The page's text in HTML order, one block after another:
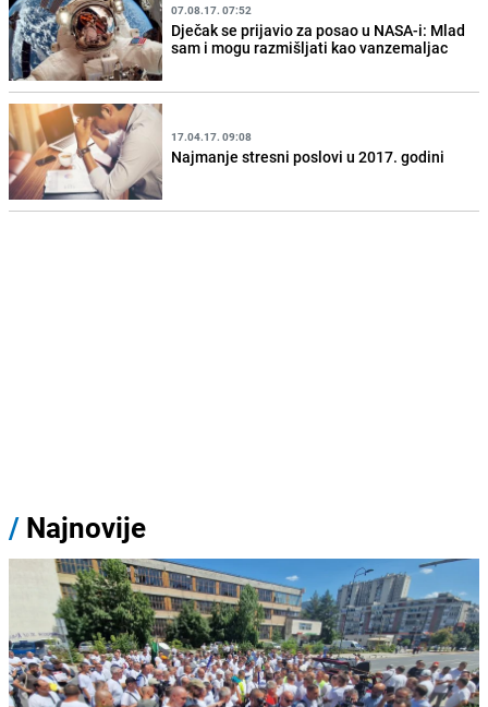
07.08.17. 07:52
Dječak se prijavio za posao u NASA-i: Mlad
sam i mogu razmišljati kao vanzemaljac
17.04.17. 09:08
Najmanje stresni poslovi u 2017. godini
/ Najnovije